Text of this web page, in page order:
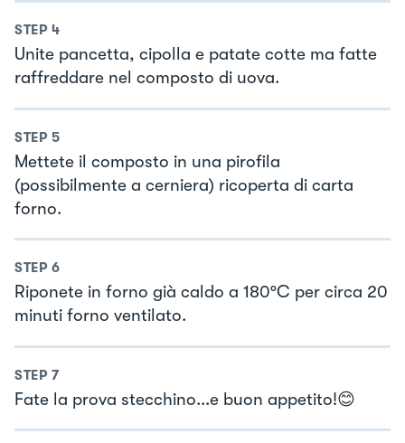
STEP 4
Unite pancetta, cipolla e patate cotte ma fatte
raffreddare nel composto di uova.
STEP 5
Mettete il composto in una pirofila
(possibilmente a cerniera) ricoperta di carta
forno.
STEP 6
Riponete in forno già caldo a 180°C per circa 20
minuti forno ventilato.
STEP 7
Fate la prova stecchino...e buon appetito!😊